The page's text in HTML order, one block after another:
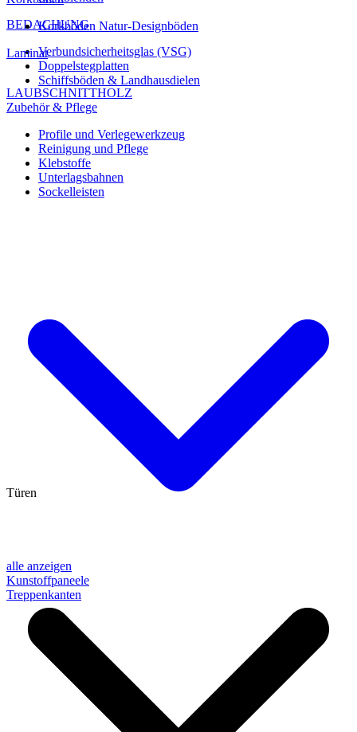
BEDACHUNG
Verbundsicherheitsglas (VSG)
Doppelstegplatten
LAUBSCHNITTHOLZ
Korkböden Natur-Designböden
Laminat
Schiffsböden & Landhausdielen
Zubehör & Pflege
Profile und Verlegewerkzeug
Reinigung und Pflege
Klebstoffe
Unterlagsbahnen
Sockelleisten
alle anzeigen
Kunstoffpaneele
Treppenkanten
Türen